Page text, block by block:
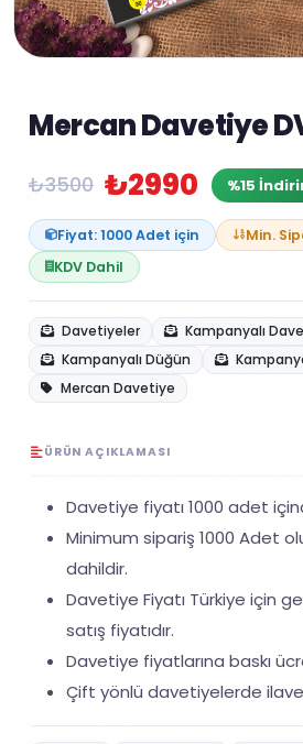
Mercan Davetiye
₺3500 ₺2990 %15
Fiyat: 1000 Adet için
Min.
KDV Dahil
Davetiyeler
Kampanyalı
Kampanyalı Düğün
Mercan Davetiye
ÜRÜN AÇIKLAMASI
Davetiye fiyatı 1000 adet
Minimum sipariş 1000 Adet
dahildir.
Davetiye Fiyatı Türkiye için
satış fiyatıdır.
Davetiye fiyatlarına baskı
Çift yönlü davetiyelerde